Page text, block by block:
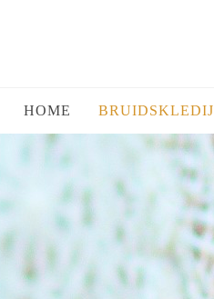
HOME BRUIDSKLEDIJ